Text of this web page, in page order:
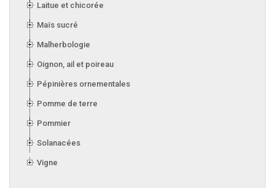
Laitue et chicorée
Maïs sucré
Malherbologie
Oignon, ail et poireau
Pépinières ornementales
Pomme de terre
Pommier
Solanacées
Vigne